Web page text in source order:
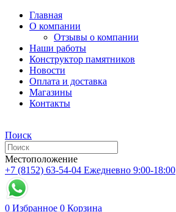
Главная
О компании
Отзывы о компании
Наши работы
Конструктор памятников
Новости
Оплата и доставка
Магазины
Контакты
Поиск
Местоположение
+7 (8152) 63-54-04 Ежедневно 9:00-18:00
0 Избранное 0 Корзина